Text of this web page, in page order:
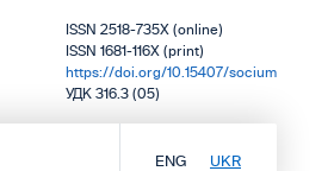
ISSN 2518-735X (online)
ISSN 1681-116X (print)
https://doi.org/10.15407/socium
УДК 316.3 (05)
ENG UKR